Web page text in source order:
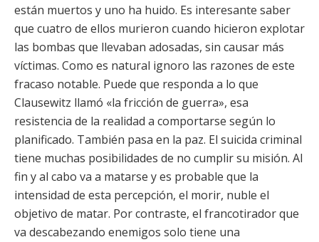
están muertos y uno ha huido. Es interesante saber
que cuatro de ellos murieron cuando hicieron explotar
las bombas que llevaban adosadas, sin causar más
víctimas. Como es natural ignoro las razones de este
fracaso notable. Puede que responda a lo que
Clausewitz llamó «la fricción de guerra», esa
resistencia de la realidad a comportarse según lo
planificado. También pasa en la paz. El suicida criminal
tiene muchas posibilidades de no cumplir su misión. Al
fin y al cabo va a matarse y es probable que la
intensidad de esta percepción, el morir, nuble el
objetivo de matar. Por contraste, el francotirador que
va descabezando enemigos solo tiene una